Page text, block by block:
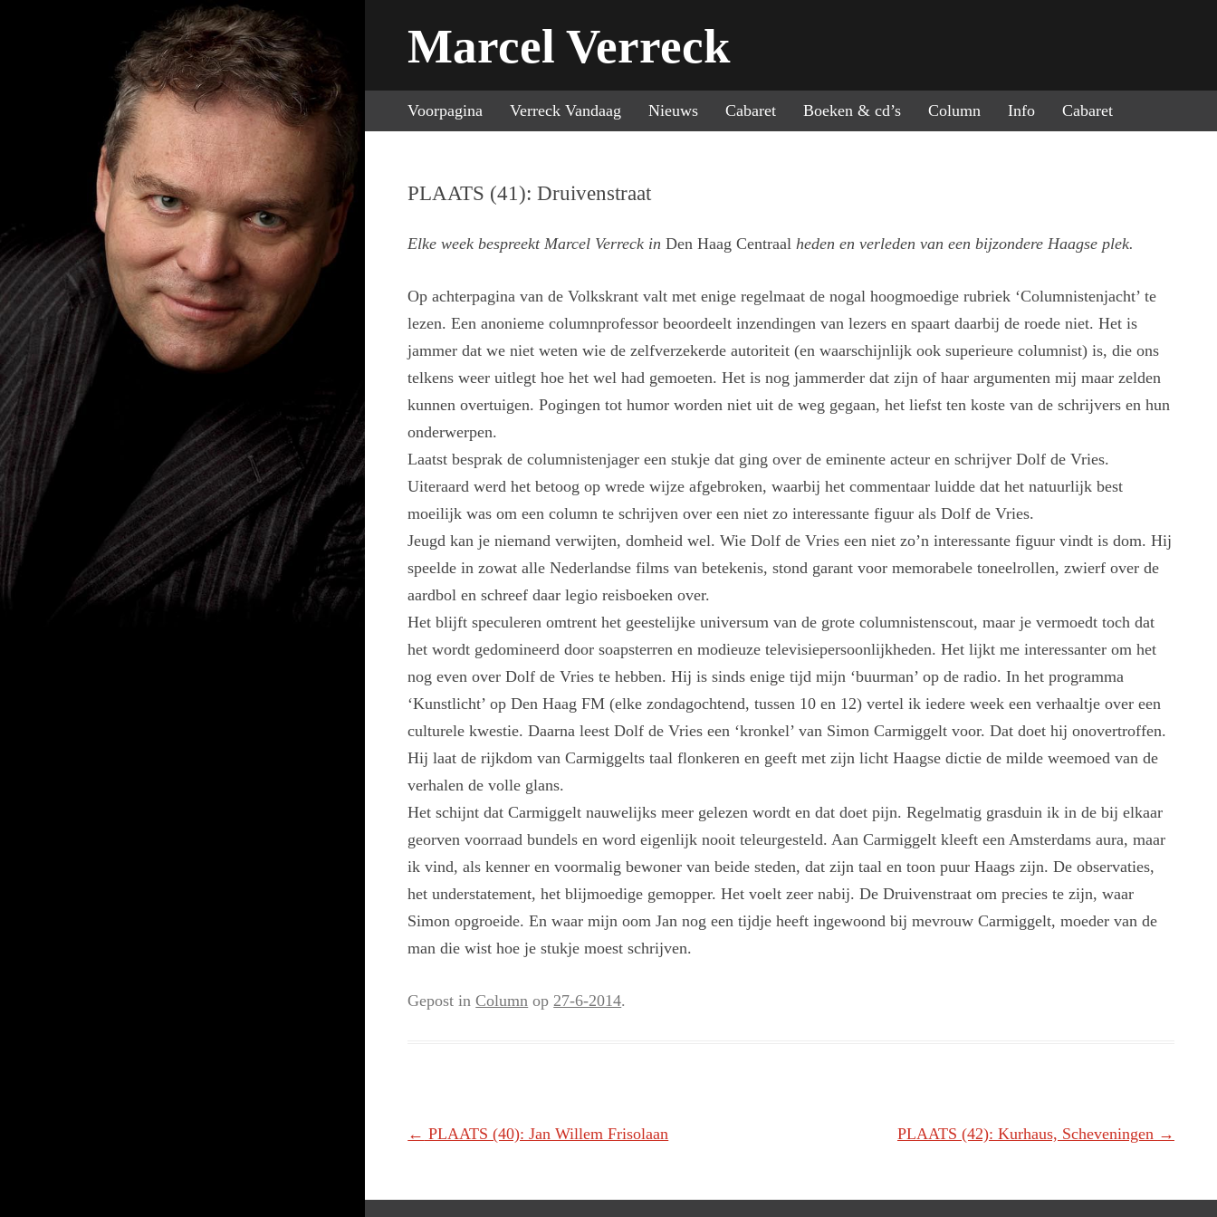
Marcel Verreck
Voorpagina Verreck Vandaag Nieuws Cabaret Boeken & cd’s Column Info Cabaret
PLAATS (41): Druivenstraat
Elke week bespreekt Marcel Verreck in Den Haag Centraalheden en verleden van een bijzondere Haagse plek.
Op achterpagina van de Volkskrant valt met enige regelmaat de nogal hoogmoedige rubriek ‘Columnistenjacht’ te
lezen. Een anonieme columnprofessor beoordeelt inzendingen van lezers en spaart daarbij de roede niet. Het is
jammer dat we niet weten wie de zelfverzekerde autoriteit (en waarschijnlijk ook superieure columnist) is, die ons
telkens weer uitlegt hoe het wel had gemoeten. Het is nog jammerder dat zijn of haar argumenten mij maar zelden
kunnen overtuigen. Pogingen tot humor worden niet uit de weg gegaan, het liefst ten koste van de schrijvers en hun
onderwerpen.
Laatst besprak de columnistenjager een stukje dat ging over de eminente acteur en schrijver Dolf de Vries.
Uiteraard werd het betoog op wrede wijze afgebroken, waarbij het commentaar luidde dat het natuurlijk best
moeilijk was om een column te schrijven over een niet zo interessante figuur als Dolf de Vries.
Jeugd kan je niemand verwijten, domheid wel. Wie Dolf de Vries een niet zo’n interessante figuur vindt is dom. Hij
speelde in zowat alle Nederlandse films van betekenis, stond garant voor memorabele toneelrollen, zwierf over de
aardbol en schreef daar legio reisboeken over.
Het blijft speculeren omtrent het geestelijke universum van de grote columnistenscout, maar je vermoedt toch dat
het wordt gedomineerd door soapsterren en modieuze televisiepersoonlijkheden. Het lijkt me interessanter om het
nog even over Dolf de Vries te hebben. Hij is sinds enige tijd mijn ‘buurman’ op de radio. In het programma
‘Kunstlicht’ op Den Haag FM (elke zondagochtend, tussen 10 en 12) vertel ik iedere week een verhaaltje over een
culturele kwestie. Daarna leest Dolf de Vries een ‘kronkel’ van Simon Carmiggelt voor. Dat doet hij onovertroffen.
Hij laat de rijkdom van Carmiggelts taal flonkeren en geeft met zijn licht Haagse dictie de milde weemoed van de
verhalen de volle glans.
Het schijnt dat Carmiggelt nauwelijks meer gelezen wordt en dat doet pijn. Regelmatig grasduin ik in de bij elkaar
georven voorraad bundels en word eigenlijk nooit teleurgesteld. Aan Carmiggelt kleeft een Amsterdams aura, maar
ik vind, als kenner en voormalig bewoner van beide steden, dat zijn taal en toon puur Haags zijn. De observaties,
het understatement, het blijmoedige gemopper. Het voelt zeer nabij. De Druivenstraat om precies te zijn, waar
Simon opgroeide. En waar mijn oom Jan nog een tijdje heeft ingewoond bij mevrouw Carmiggelt, moeder van de
man die wist hoe je stukje moest schrijven.
Gepost inColumn op27-6-2014.
Berichtnavigatie
← PLAATS (40): Jan Willem Frisolaan PLAATS (42): Kurhaus, Scheveningen →